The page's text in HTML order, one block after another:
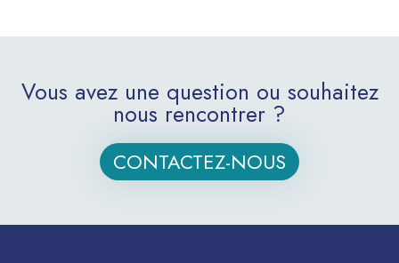
Vous avez une question ou souhaitez
nous rencontrer ?
CONTACTEZ-NOUS